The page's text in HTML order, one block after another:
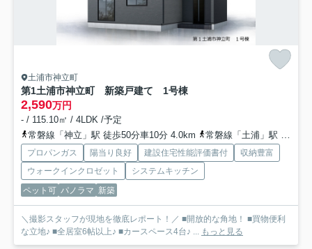
土浦市神立町
第1土浦市神立町 新築戸建て 1号棟
2,590万円
- / 115.10㎡ / 4LDK /予定
常磐線「神立」駅 徒歩50分車10分 4.0km
常磐線「土浦」駅 徒歩56分車12分 4.4km
プロパンガス 陽当り良好 建設住宅性能評価書付
収納豊富
ウォークインクロゼット
システムキッチン
ペット可 パノラマ 新築
＼撮影スタッフが現地を徹底レポート！／ ■開放的な角地！ ■買物便利
な立地♪ ■全居室6帖以上♪ ■カースペース4台♪ ...
もっと見る